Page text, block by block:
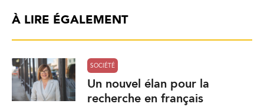
À LIRE ÉGALEMENT
SOCIÉTÉ
Un nouvel élan pour la
recherche en français